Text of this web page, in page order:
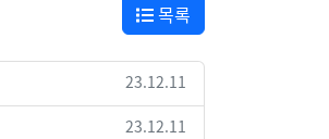
목록
23.12.11
23.12.11